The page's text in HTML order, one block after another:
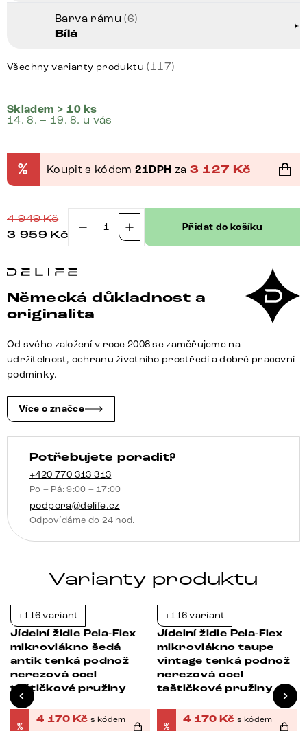
Barva rámu(6)
Bílá
Všechny varianty produktu (117)
Skladem > 10 ks
14. 8. – 19. 8. u vás
% Koupit s kódem 21DPH za 3 127 Kč
4 949Kč
3 959 Kč
Pela-
strukturovaná
látka
Měkký
šedá
plochá
bílá
taštičkové
pružiny
množství
Přidat do košíku
Německá důkladnost a
originalita
Od svého založení v roce 2008 se zaměřujeme na
udržitelnost, ochranu životního prostředí a dobré pracovní
podmínky.
Více o značce
Potřebujete poradit?
+420 770 313 313
Po – Pá: 9:00 – 17:00
podpora@delife.cz
Odpovídáme do 24 hod.
Varianty produktu
+116 variant
Jídelní židle Pela-Flex
mikrovlákno šedá
antik tenká podnož
nerezová ocel
taštičkové pružiny
%
4 170 Kč s kódem
+116 variant
Jídelní židle Pela-Flex
mikrovlákno taupe
vintage tenká podnož
nerezová ocel
taštičkové pružiny
%
4 170 Kč s kódem